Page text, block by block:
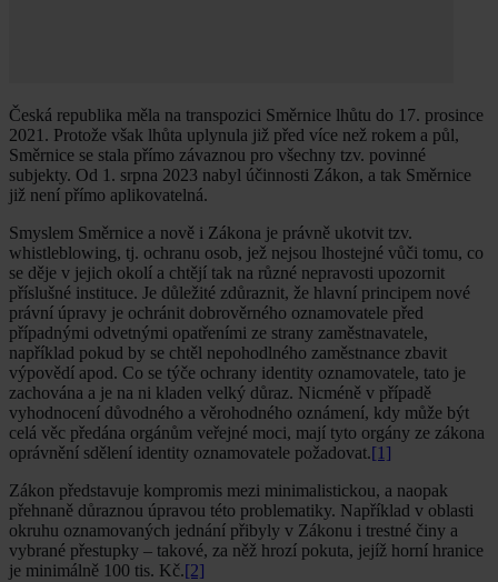
Česká republika měla na transpozici Směrnice lhůtu do 17. prosince
2021. Protože však lhůta uplynula již před více než rokem a půl,
Směrnice se stala přímo závaznou pro všechny tzv. povinné
subjekty. Od 1. srpna 2023 nabyl účinnosti Zákon, a tak Směrnice
již není přímo aplikovatelná.
Smyslem Směrnice a nově i Zákona je právně ukotvit tzv.
whistleblowing, tj. ochranu osob, jež nejsou lhostejné vůči tomu, co
se děje v jejich okolí a chtějí tak na různé nepravosti upozornit
příslušné instituce. Je důležité zdůraznit, že hlavní principem nové
právní úpravy je ochránit dobrověrného oznamovatele před
případnými odvetnými opatřeními ze strany zaměstnavatele,
například pokud by se chtěl nepohodlného zaměstnance zbavit
výpovědí apod. Co se týče ochrany identity oznamovatele, tato je
zachována a je na ni kladen velký důraz. Nicméně v případě
vyhodnocení důvodného a věrohodného oznámení, kdy může být
celá věc předána orgánům veřejné moci, mají tyto orgány ze zákona
oprávnění sdělení identity oznamovatele požadovat.[1]
Zákon představuje kompromis mezi minimalistickou, a naopak
přehnaně důraznou úpravou této problematiky. Například v oblasti
okruhu oznamovaných jednání přibyly v Zákonu i trestné činy a
vybrané přestupky – takové, za něž hrozí pokuta, jejíž horní hranice
je minimálně 100 tis. Kč.[2]